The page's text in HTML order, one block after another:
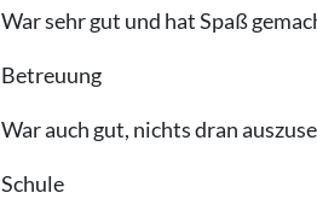
War sehr gut und hat Spaß
Betreuung
War auch gut, nichts dran
Schule